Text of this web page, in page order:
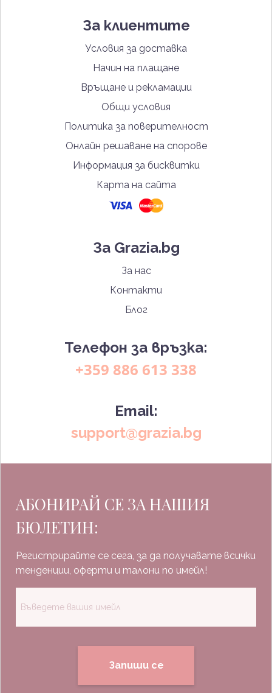
За клиентите
Условия за доставка
Начин на плащане
Връщане и рекламации
Общи условия
Политика за поверителност
Онлайн решаване на спорове
Информация за бисквитки
Карта на сайта
За Grazia.bg
За нас
Контакти
Блог
Телефон за връзка:
+359 886 613 338
Email:
support@grazia.bg
АБОНИРАЙ СЕ ЗА НАШИЯ
БЮЛЕТИН:
Регистрирайте се сега, за да получавате всички
тенденции, оферти и талони по имейл!
Запиши се